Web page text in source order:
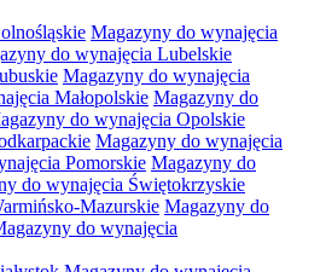
Magazyny do wynajęcia
do wynajęcia Lubelskie
Magazyny do wynajęcia
Małopolskie Magazyny do
do wynajęcia Opolskie
Magazyny do wynajęcia
Pomorskie Magazyny do
do wynajęcia Świętokrzyskie
Mazurskie Magazyny do
do wynajęcia